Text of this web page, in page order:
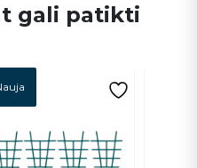
gali patikti